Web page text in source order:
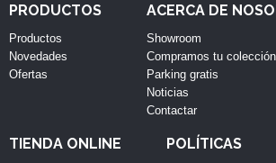
PRODUCTOS
Productos
Novedades
Ofertas
ACERCA DE
Showroom
Compramos tu colección
Parking gratis
Noticias
Contactar
TIENDA ONLINE POLÍTICAS